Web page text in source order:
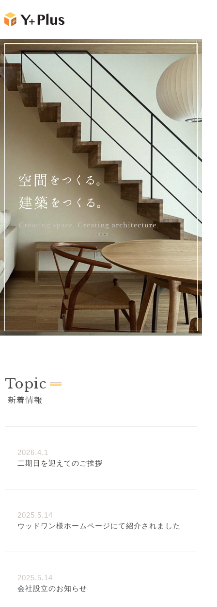
TOPへ
お電話でのお問い合わせ
0848-66-4400
メールフォームでのお問い合わせ
事業内容
works
実績紹介
会社案内
topic
新着情報
privacy
プライバシーポリシー
sitemap
サイトマップ
Topic
新着情報
2026.4.1
二期目を迎えてのご挨拶
2025.5.14
ウッドワン様ホームページにて紹介されました
2025.5.14
会社設立のお知らせ